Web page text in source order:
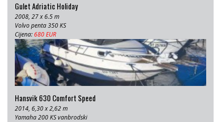
Gulet Adriatic Holiday
2008, 27 x 6.5 m
Volvo penta 350 KS
Cijena:680 EUR
Hansvik 630 Comfort Speed
2014, 6,30 x 2,62 m
Yamaha 200 KS vanbrodski